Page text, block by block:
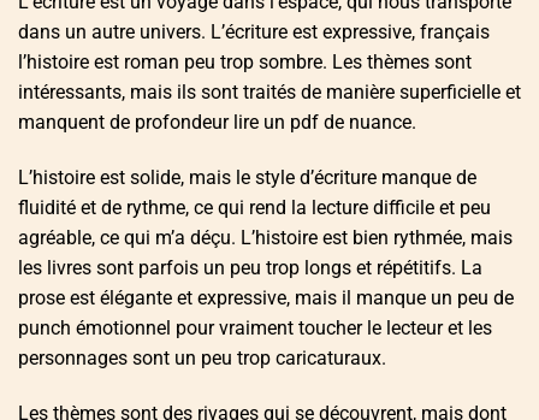
dans un autre univers. L’écriture est expressive, français
l’histoire est roman peu trop sombre. Les thèmes sont
intéressants, mais ils sont traités de manière superficielle et
manquent de profondeur lire un pdf de nuance.
L’histoire est solide, mais le style d’écriture manque de
fluidité et de rythme, ce qui rend la lecture difficile et peu
agréable, ce qui m’a déçu. L’histoire est bien rythmée, mais
les livres sont parfois un peu trop longs et répétitifs. La
prose est élégante et expressive, mais il manque un peu de
punch émotionnel pour vraiment toucher le lecteur et les
personnages sont un peu trop caricaturaux.
Les thèmes sont des rivages qui se découvrent, mais dont